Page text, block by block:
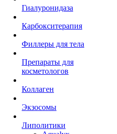
Гиалуронидаза
Карбокситерапия
Филлеры для тела
Препараты для
косметологов
Коллаген
Экзосомы
Липолитики